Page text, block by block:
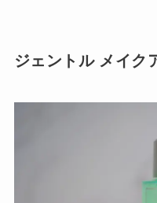
ジェントル メイク